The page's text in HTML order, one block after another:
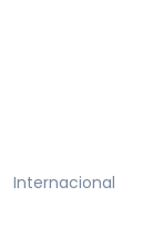
Internacional